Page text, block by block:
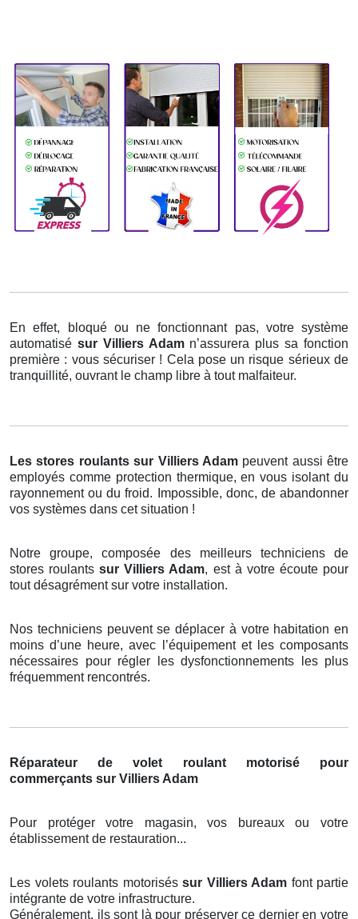
En effet, bloqué ou ne fonctionnant pas, votre système
automatisé sur Villiers Adam n’assurera plus sa fonction
première : vous sécuriser ! Cela pose un risque sérieux de
tranquillité, ouvrant le champ libre à tout malfaiteur.
Les stores roulants sur Villiers Adam peuvent aussi être
employés comme protection thermique, en vous isolant du
rayonnement ou du froid. Impossible, donc, de abandonner
vos systèmes dans cet situation !
Notre groupe, composée des meilleurs techniciens de
stores roulantssur Villiers Adam, est à votre écoute pour
tout désagrément sur votre installation.
Nos techniciens peuvent se déplacer à votre habitation en
moins d’une heure, avec l’équipement et les composants
nécessaires pour régler les dysfonctionnements les plus
fréquemment rencontrés.
Réparateur de volet roulant motorisé pour
commerçants sur Villiers Adam
Pour protéger votre magasin, vos bureaux ou votre
établissement de restauration...
Les volets roulants motorisés sur Villiers Adam font partie
intégrante de votre infrastructure.
Généralement, ils sont là pour préserver ce dernier en votre